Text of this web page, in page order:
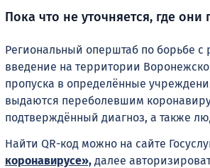
Пока что не уточняется, где они
Региональный оперштаб по борьбе
введение на территории
пропуска в определённые
выдаются переболевшим
подтверждённый диагноз, а также
Найти QR-код можно на сайте
коронавирусе», далее